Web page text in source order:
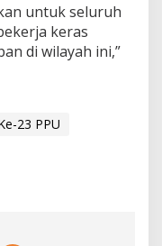
untuk seluruh
keras
di wilayah ini,”
23 PPU